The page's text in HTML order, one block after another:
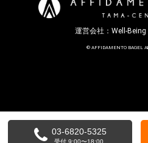
運営会社： Well-
© AFFIDAMENTO BAGEL
03-6820-5325
受付 9:00〜18:00